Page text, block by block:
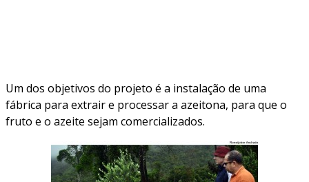
Um dos objetivos do projeto é a instalação de uma
fábrica para extrair e processar a azeitona, para que o
fruto e o azeite sejam comercializados.